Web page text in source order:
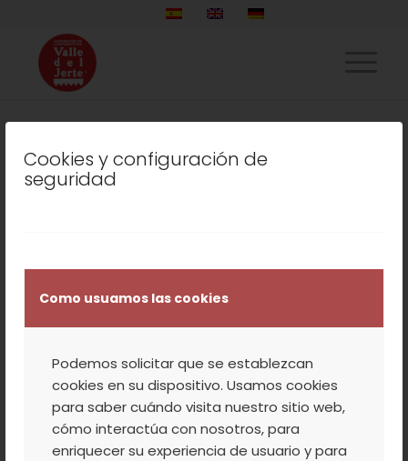
Cookies y configuración de
seguridad
Como usuamos las cookies
Podemos solicitar que se establezcan
cookies en su dispositivo. Usamos cookies
para saber cuándo visita nuestro sitio web,
cómo interactúa con nosotros, para
enriquecer su experiencia de usuario y para
LISTADO DE LA ETIQUETA:
PRODUCTOS,TURISMO,VALLE DEL JERTE
VIAJE MÁGICO CON
LOS NIÑOS: CEREZO EN
FLOR EN EL VALLE DEL
JERTE ¡DESCÚBRELO!